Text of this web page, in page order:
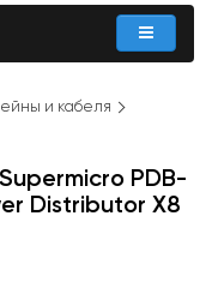
и кабеля
PDB-
Distributor X8